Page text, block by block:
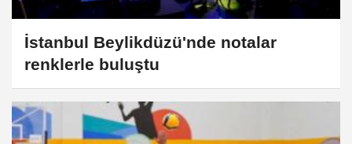
İstanbul Beylikdüzü'nde notalar
renklerle buluştu